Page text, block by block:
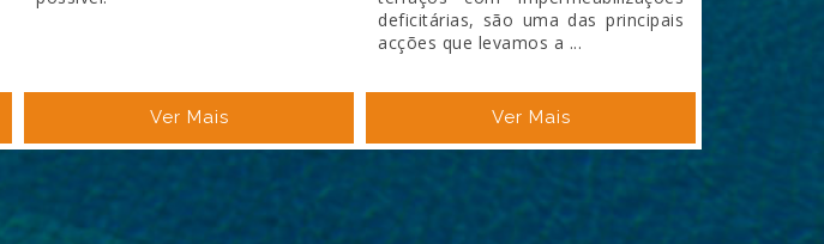
Ver Mais
deficitárias, são uma das principais
acções que levamos a ...
Ver Mais